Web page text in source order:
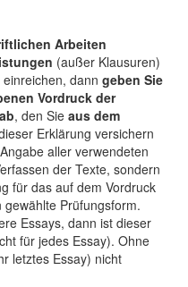
Arbeiten
(außer Klausuren)
dann geben Sie
Vordruck der
, den Sie aus dem
Erklärung versichern
aller verwendeten
der Texte, sondern
für das auf dem Vordruck
Prüfungsform.
Essays, dann ist dieser
für jedes Essay). Ohne
letztes Essay) nicht